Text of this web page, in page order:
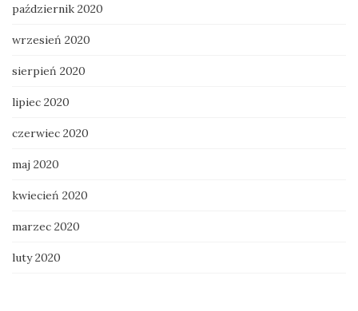
październik 2020
wrzesień 2020
sierpień 2020
lipiec 2020
czerwiec 2020
maj 2020
kwiecień 2020
marzec 2020
luty 2020